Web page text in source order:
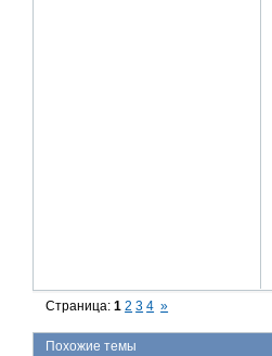
Страница:1 2 3 4 »
Похожие темы